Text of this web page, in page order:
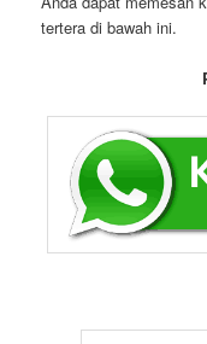
tertera di bawah ini.